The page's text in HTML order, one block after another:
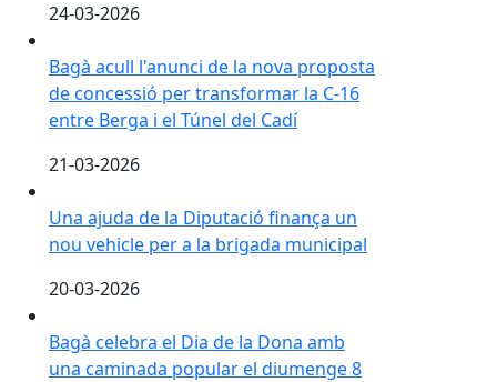
24-03-2026
Bagà acull l'anunci de la nova proposta
de concessió per transformar la C-16
entre Berga i el Túnel del Cadí
21-03-2026
Una ajuda de la Diputació finança un
nou vehicle per a la brigada municipal
20-03-2026
Bagà celebra el Dia de la Dona amb
una caminada popular el diumenge 8